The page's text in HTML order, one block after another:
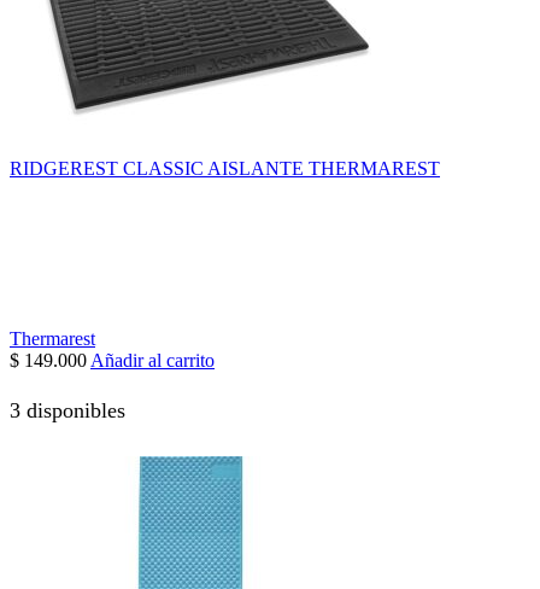
RIDGEREST CLASSIC AISLANTE THERMAREST
Thermarest
$ 149.000 Añadir al carrito
3 disponibles